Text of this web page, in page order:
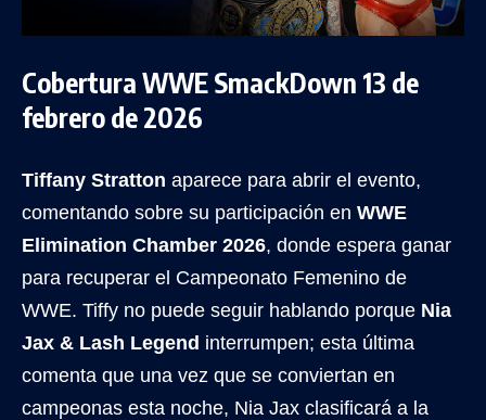
Cobertura WWE SmackDown 13 de
febrero de 2026
Tiffany Stratton aparece para abrir el evento,
comentando sobre su participación en WWE
Elimination Chamber 2026, donde espera ganar
para recuperar el Campeonato Femenino de
WWE. Tiffy no puede seguir hablando porque Nia
Jax & Lash Legend interrumpen; esta última
comenta que una vez que se conviertan en
campeonas esta noche, Nia Jax clasificará a la